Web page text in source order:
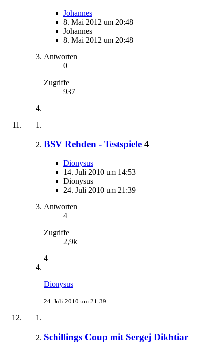
Johannes
8. Mai 2012 um 20:48
Johannes
8. Mai 2012 um 20:48
Antworten
0
Zugriffe
937
BSV Rehden - Testspiele 4
Dionysus
14. Juli 2010 um 14:53
Dionysus
24. Juli 2010 um 21:39
Antworten
4
Zugriffe
2,9k
4
Dionysus
24. Juli 2010 um 21:39
Schillings Coup mit Sergej Dikhtiar